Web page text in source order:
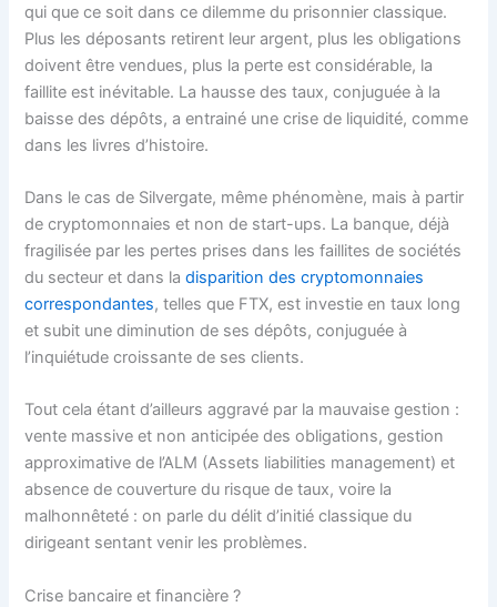
qui que ce soit dans ce dilemme du prisonnier classique.
Plus les déposants retirent leur argent, plus les obligations
doivent être vendues, plus la perte est considérable, la
faillite est inévitable. La hausse des taux, conjuguée à la
baisse des dépôts, a entrainé une crise de liquidité, comme
dans les livres d’histoire.
Dans le cas de Silvergate, même phénomène, mais à partir
de cryptomonnaies et non de start-ups. La banque, déjà
fragilisée par les pertes prises dans les faillites de sociétés
du secteur et dans ladisparition des cryptomonnaies
correspondantes, telles que FTX, est investie en taux long
et subit une diminution de ses dépôts, conjuguée à
l’inquiétude croissante de ses clients.
Tout cela étant d’ailleurs aggravé par la mauvaise gestion :
vente massive et non anticipée des obligations, gestion
approximative de l’ALM (Assets liabilities management) et
absence de couverture du risque de taux, voire la
malhonnêteté : on parle du délit d’initié classique du
dirigeant sentant venir les problèmes.
Crise bancaire et financière ?